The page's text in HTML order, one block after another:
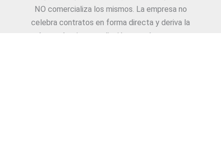
NO comercializa los mismos. La empresa no
celebra contratos en forma directa y deriva la
Asesoría e intermediación a productores y